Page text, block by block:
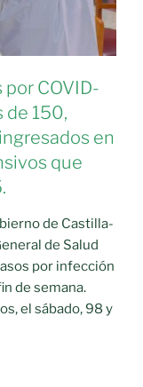
COVID-
de 150,
en
que
de Castilla-
de Salud
por infección
de semana.
el sábado, 98 y